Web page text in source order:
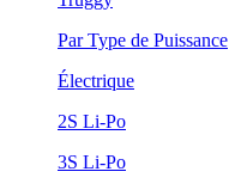
Par Type de Puissance
Électrique
2S Li-Po
3S Li-Po